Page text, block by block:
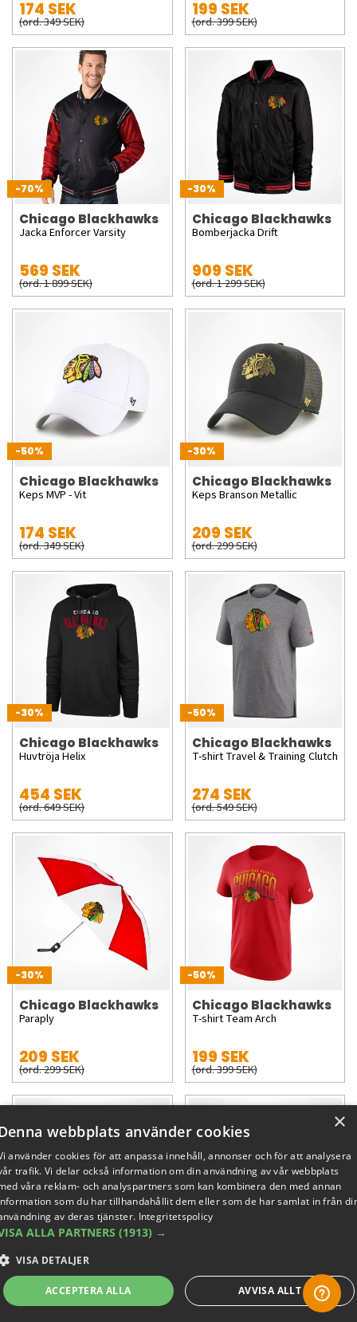
174 SEK
(ord. 349 SEK)
199 SEK
(ord. 399 SEK)
-70%
Chicago Blackhawks
Jacka Enforcer Varsity
569 SEK
(ord. 1 899 SEK)
-30%
Chicago Blackhawks
Bomberjacka Drift
909 SEK
(ord. 1 299 SEK)
-50%
Chicago Blackhawks
Keps MVP - Vit
174 SEK
(ord. 349 SEK)
-30%
Chicago Blackhawks
Keps Branson Metallic
209 SEK
(ord. 299 SEK)
-30%
Chicago Blackhawks
Huvtröja Helix
454 SEK
(ord. 649 SEK)
-50%
Chicago Blackhawks
T-shirt Travel & Training Clutch
274 SEK
(ord. 549 SEK)
-30%
Chicago Blackhawks
Paraply
209 SEK
(ord. 299 SEK)
-50%
Chicago Blackhawks
T-shirt Team Arch
199 SEK
(ord. 399 SEK)
-50%
Chicago Blackhawks
Hoodie Secondary Logo
Keps True Classic Retro
×
webbplats använder cookies
använder cookies för att anpassa innehåll, annonser och för att analysera
trafik. Vi delar också information om din användning av vår webbplats
våra reklam- och analyspartners som kan kombinera den med annan
som du har tillhandahållit dem eller som de har samlat in från
av deras tjänster. Integritetspolicy
ALLA PARTNERS (1913) →
VISA DETALJER
ACCEPTERA ALLA AVVISA ALLT